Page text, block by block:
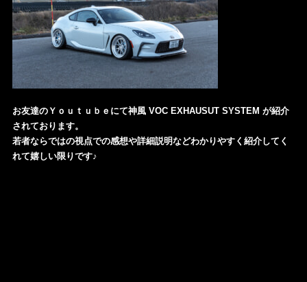
お友達のＹｏｕｔｕｂｅにて神風 VOC EXHAUSUT SYSTEM が紹介
されております。
若者ならではの視点での感想や詳細説明などわかりやすく紹介してく
れて嬉しい限りです♪